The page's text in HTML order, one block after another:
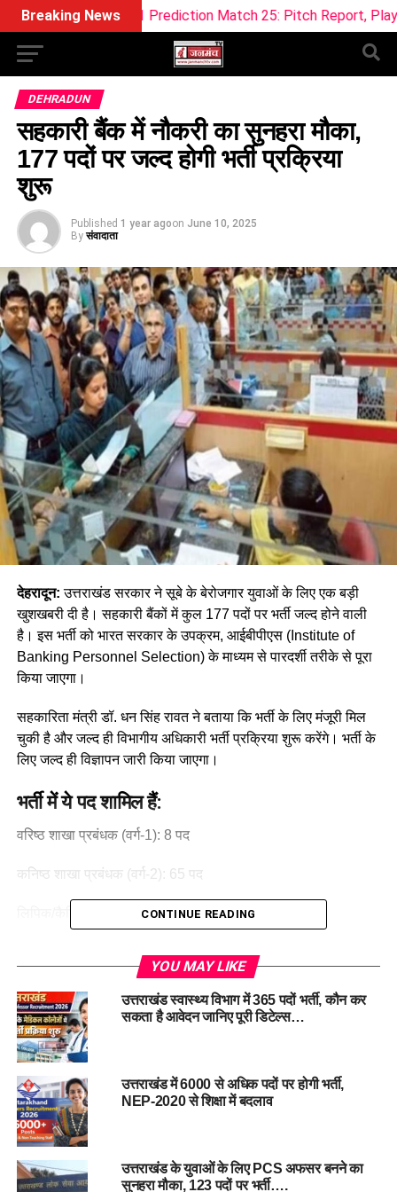
Breaking News
Prediction Match 25: Pitch Report, Playing 11 &
DEHRADUN
सहकारी बैंक में नौकरी का सुनहरा मौका,
177 पदों पर जल्द होगी भर्ती प्रक्रिया
शुरू
Published 1 year agoon June 10, 2025
By संवादाता
देहरादून: उत्तराखंड सरकार ने सूबे के बेरोजगार युवाओं के लिए एक बड़ी
खुशखबरी दी है। सहकारी बैंकों में कुल 177 पदों पर भर्ती जल्द होने वाली
है। इस भर्ती को भारत सरकार के उपक्रम, आईबीपीएस (Institute of
Banking Personnel Selection) के माध्यम से पारदर्शी तरीके से पूरा
किया जाएगा।
सहकारिता मंत्री डॉ. धन सिंह रावत ने बताया कि भर्ती के लिए मंजूरी मिल
चुकी है और जल्द ही विभागीय अधिकारी भर्ती प्रक्रिया शुरू करेंगे। भर्ती के
लिए जल्द ही विज्ञापन जारी किया जाएगा।
भर्ती में ये पद शामिल हैं:
वरिष्ठ शाखा प्रबंधक (वर्ग-1): 8 पद
कनिष्ठ शाखा प्रबंधक (वर्ग-2): 65 पद
लिपिक/कैशियर (वर्ग-3): 104 पद
डॉ. रावत ने बताया कि आईबीपीएस के माध्यम से दो बार पहले भी भर्ती
सफलतापूर्वक हो चुकी है। उत्तराखंड देश का पहला राज्य है जिसने सहकारी
बैंकों की भर्ती के लिए आईबीपीएस को चुना है ताकि भर्ती पूरी तरह से पारदर्शी
और न्यायसंगत हो।
इस भर्ती का मकसद सहकारी बैंकों में खाली पदों को भरना और उनकी
कार्यक्षमता को बढ़ाना है। उन्होंने अधिकारियों को भर्ती प्रक्रिया में तेजी
लाने और जल्द विज्ञापन जारी करने के निर्देश भी दिए हैं।
#CooperativeBankRecruitment
#UttarakhandGovernmentJobs
#IBPSSelectionProcess
CONTINUE READING
YOU MAY LIKE
उत्तराखंड स्वास्थ्य विभाग में 365 पदों भर्ती, कौन कर
सकता है आवेदन जानिए पूरी डिटेल्स…
उत्तराखंड में 6000 से अधिक पदों पर होगी भर्ती,
NEP-2020 से शिक्षा में बदलाव
उत्तराखंड के युवाओं के लिए PCS अफसर बनने का
सुनहरा मौका, 123 पदों पर भर्ती….